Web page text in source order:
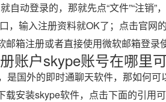
自动登录的，那就先点“文件”“注销”
，输入注册资料就OK了；点击官网
箱注册或者直接使用微软邮箱登录
账户skype账号在哪里
是国外的即时通聊天软件，那如何可
载安装skype软件，点击下面的引用